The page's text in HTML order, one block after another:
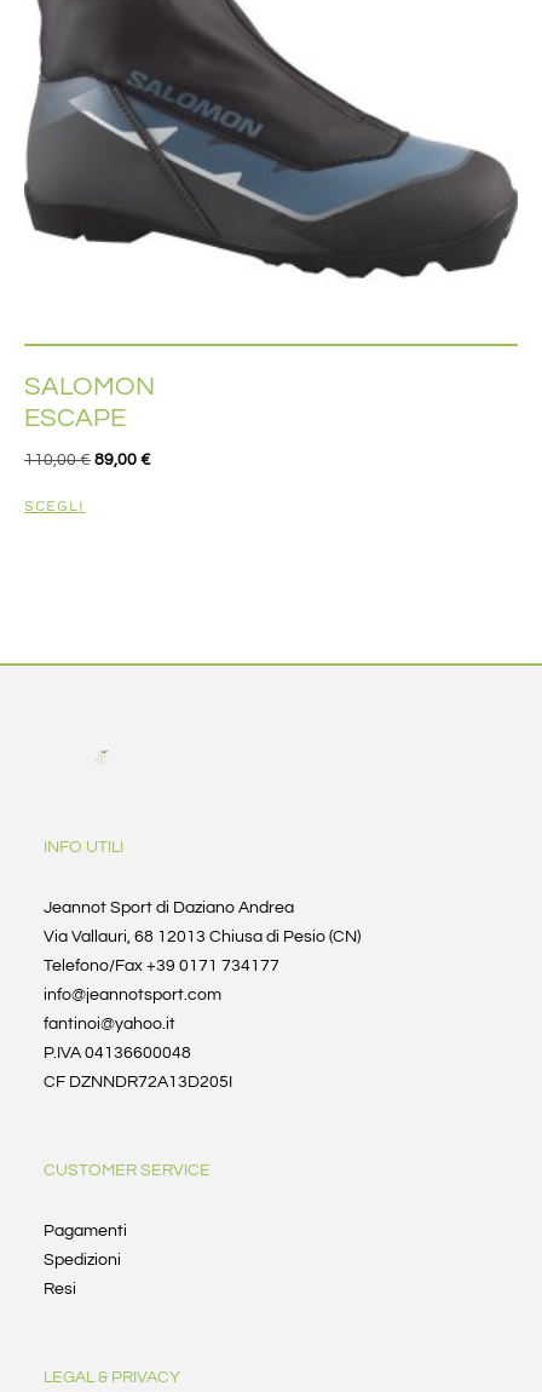
SALOMON
ESCAPE
110,00€ 89,00 €
SCEGLI
INFO UTILI
Jeannot Sport di Daziano Andrea
Via Vallauri, 68 12013 Chiusa di Pesio (CN)
Telefono/Fax +39 0171 734177
info@jeannotsport.com
fantinoi@yahoo.it
P.IVA 04136600048
CF DZNNDR72A13D205I
CUSTOMER SERVICE
Pagamenti
Spedizioni
Resi
LEGAL & PRIVACY